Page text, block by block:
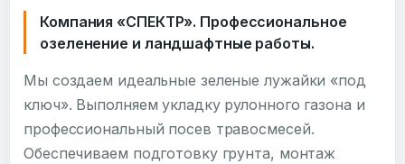
Компания «СПЕКТР». Профессиональное
озеленение и ландшафтные работы.
Мы создаем идеальные зеленые лужайки «под
ключ». Выполняем укладку рулонного газона и
профессиональный посев травосмесей.
Обеспечиваем подготовку грунта, монтаж